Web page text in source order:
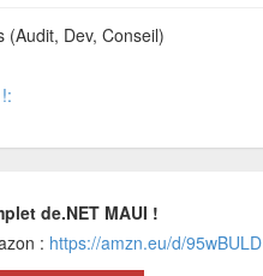
(Audit, Dev, Conseil)
de.NET MAUI !
: https://amzn.eu/d/95wBULD